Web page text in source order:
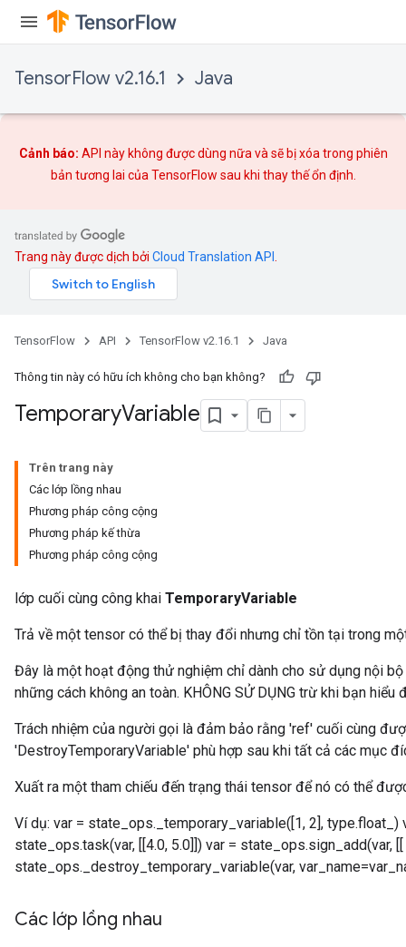
TensorFlow v2.16.1 Java
Cảnh báo: API này không được dùng nữa và sẽ bị xóa trong phiên
bản tương lai của TensorFlow sau khi thay thếổn định.
Trang này được dịch bởi Cloud Translation API
TensorFlow API TensorFlow v2.16.1 Java
Thông tin này có hữu ích không cho bạn không?
TemporaryVariable
Trên trang này
Các lớp lồng nhau
Phương pháp công cộng
Phương pháp kế thừa
Phương pháp công cộng
lớp cuối cùng công khai TemporaryVariable
Trả về một tensor có thể bị thay đổi nhưng chỉ tồn tại trong
Đây là một hoạt động thử nghiệm chỉ dành cho sử dụng nội
những cách không an toàn. KHÔNG SỬ DỤNG trừ khi bạn hiểu
Trách nhiệm của người gọi là đảm bảo rằng 'ref' cuối cùng
'DestroyTemporaryVariable' phù hợp sau khi tất cả các mục
Xuất ra một tham chiếu đến trạng thái tensor để nó có thể
Ví dụ: var = state_ops._temporary_variable([1, 2], type.float_)
state_ops.task(var, [[4.0, 5.0]]) var = state_ops.sign_add(var,
state_ops._destroy_temporary_variable(var,
Các lớp lồng nhau